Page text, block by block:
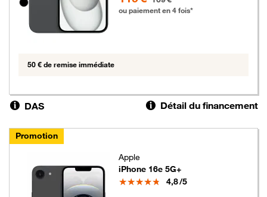
ou paiement en 4 fois*
50 € de remise immédiate
DAS Détail du financement
Promotion
Apple
iPhone 16e 5G+
Note
4,8/5